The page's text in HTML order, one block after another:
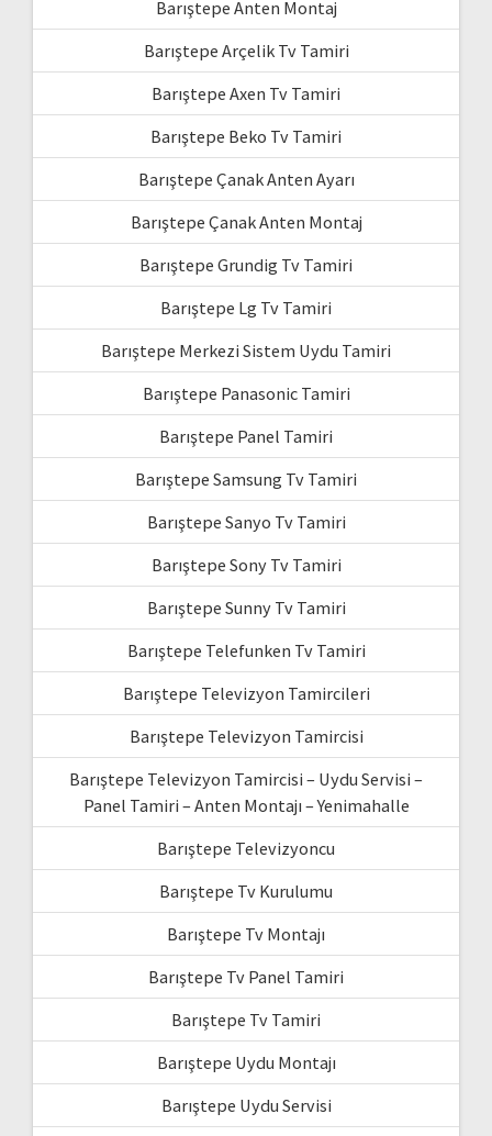
Barıştepe Anten Montaj
Barıştepe Arçelik Tv Tamiri
Barıştepe Axen Tv Tamiri
Barıştepe Beko Tv Tamiri
Barıştepe Çanak Anten Ayarı
Barıştepe Çanak Anten Montaj
Barıştepe Grundig Tv Tamiri
Barıştepe Lg Tv Tamiri
Barıştepe Merkezi Sistem Uydu Tamiri
Barıştepe Panasonic Tamiri
Barıştepe Panel Tamiri
Barıştepe Samsung Tv Tamiri
Barıştepe Sanyo Tv Tamiri
Barıştepe Sony Tv Tamiri
Barıştepe Sunny Tv Tamiri
Barıştepe Telefunken Tv Tamiri
Barıştepe Televizyon Tamircileri
Barıştepe Televizyon Tamircisi
Barıştepe Televizyon Tamircisi – Uydu Servisi –
Panel Tamiri – Anten Montajı – Yenimahalle
Barıştepe Televizyoncu
Barıştepe Tv Kurulumu
Barıştepe Tv Montajı
Barıştepe Tv Panel Tamiri
Barıştepe Tv Tamiri
Barıştepe Uydu Montajı
Barıştepe Uydu Servisi